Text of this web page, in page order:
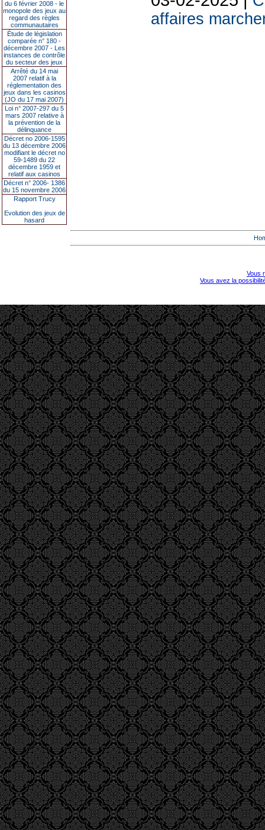
du 6 février 2008 - le
monopole des jeux au
regard des règles
communautaires
Étude de législation
comparée n° 180 -
décembre 2007 - Les
instances de contrôle
du secteur des jeux
Arrêté du 14 mai
2007 relatif à la
réglementation des
jeux dans les casinos
(JO du 17 mai 2007)
Loi n° 2007-297 du 5
mars 2007 relative à
la prévention de la
délinquance
Décret no 2006-1595
du 13 décembre 2006
modifiant le décret no
59-1489 du 22
décembre 1959 et
relatif aux casinos
Décret n° 2006- 1386
du 15 novembre 2006
Rapport Trucy
Evolution des jeux de
hasard
affaires
Vous
Vous avez la